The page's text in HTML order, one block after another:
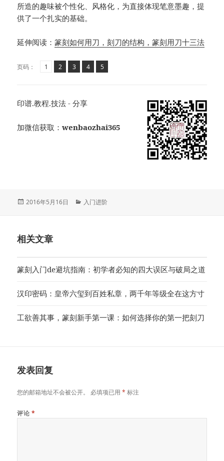
所造的趣味被个性化、风格化，为直接体现笔意墨趣，提
供了一个扎实的基础。
延伸阅读：篆刻如何用刀，刻刀的结构，篆刻用刀十三法
页码： 页1 ,
页
2 ,
页
3 ,
页
4 ,
页
5
印谱.教程.技法 - 分享
加微信获取：wenbaozhai365
发
2016年5月16日
分
入门进阶
相关文章
篆刻入门de避坑指南：初学者必知的四大误区与破局之道
汉印密码：皇帝六玺到百姓私章，两千年等级全在这方寸
工欲善其事，篆刻新手第一课：如何选择你的第一把刻刀
发表回复
您的邮箱地址不会被公开。 必填项已用* 标注
评论 *